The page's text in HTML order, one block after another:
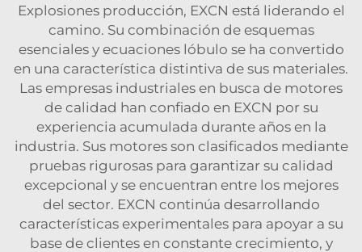
Explosiones producción, EXCN está liderando el
camino. Su combinación de esquemas
esenciales y ecuaciones lóbulo se ha convertido
en una característica distintiva de sus materiales.
Las empresas industriales en busca de motores
de calidad han confiado en EXCN por su
experiencia acumulada durante años en la
industria. Sus motores son clasificados mediante
pruebas rigurosas para garantizar su calidad
excepcional y se encuentran entre los mejores
del sector. EXCN continúa desarrollando
características experimentales para apoyar a su
base de clientes en constante crecimiento, y